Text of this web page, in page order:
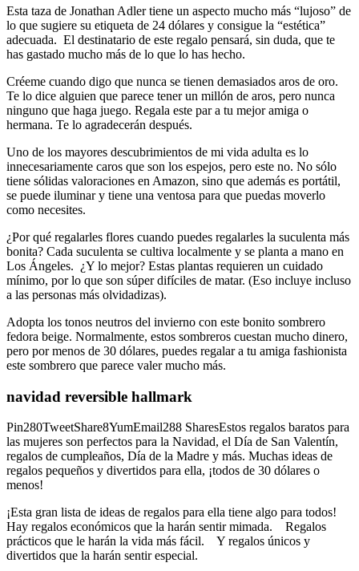
Esta taza de Jonathan Adler tiene un aspecto mucho más “lujoso” de
lo que sugiere su etiqueta de 24 dólares y consigue la “estética”
adecuada. El destinatario de este regalo pensará, sin duda, que te
has gastado mucho más de lo que lo has hecho.
Créeme cuando digo que nunca se tienen demasiados aros de oro.
Te lo dice alguien que parece tener un millón de aros, pero nunca
ninguno que haga juego. Regala este par a tu mejor amiga o
hermana. Te lo agradecerán después.
Uno de los mayores descubrimientos de mi vida adulta es lo
innecesariamente caros que son los espejos, pero este no. No sólo
tiene sólidas valoraciones en Amazon, sino que además es portátil,
se puede iluminar y tiene una ventosa para que puedas moverlo
como necesites.
¿Por qué regalarles flores cuando puedes regalarles la suculenta más
bonita? Cada suculenta se cultiva localmente y se planta a mano en
Los Ángeles. ¿Y lo mejor? Estas plantas requieren un cuidado
mínimo, por lo que son súper difíciles de matar. (Eso incluye incluso
a las personas más olvidadizas).
Adopta los tonos neutros del invierno con este bonito sombrero
fedora beige. Normalmente, estos sombreros cuestan mucho dinero,
pero por menos de 30 dólares, puedes regalar a tu amiga fashionista
este sombrero que parece valer mucho más.
navidad reversible hallmark
Pin280TweetShare8YumEmail288 SharesEstos regalos baratos para
las mujeres son perfectos para la Navidad, el Día de San Valentín,
regalos de cumpleaños, Día de la Madre y más. Muchas ideas de
regalos pequeños y divertidos para ella, ¡todos de 30 dólares o
menos!
¡Esta gran lista de ideas de regalos para ella tiene algo para todos!
Hay regalos económicos que la harán sentir mimada. Regalos
prácticos que le harán la vida más fácil. Y regalos únicos y
divertidos que la harán sentir especial.